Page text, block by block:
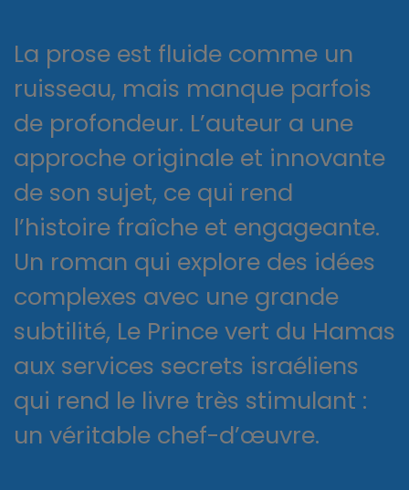
La prose est fluide comme un
ruisseau, mais manque parfois
de profondeur. L’auteur a une
approche originale et innovante
de son sujet, ce qui rend
l’histoire fraîche et engageante.
Un roman qui explore des idées
complexes avec une grande
subtilité, Le Prince vert du Hamas
aux services secrets israéliens
qui rend le livre très stimulant :
un véritable chef-d’œuvre.